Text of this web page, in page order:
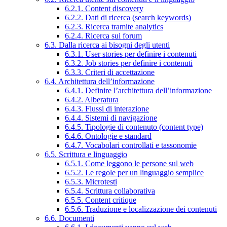
6.2.1. Content discovery
6.2.2. Dati di ricerca (search keywords)
6.2.3. Ricerca tramite analytics
6.2.4. Ricerca sui forum
6.3. Dalla ricerca ai bisogni degli utenti
6.3.1. User stories per definire i contenuti
6.3.2. Job stories per definire i contenuti
6.3.3. Criteri di accettazione
6.4. Architettura dell’informazione
6.4.1. Definire l’architettura dell’informazione
6.4.2. Alberatura
6.4.3. Flussi di interazione
6.4.4. Sistemi di navigazione
6.4.5. Tipologie di contenuto (content type)
6.4.6. Ontologie e standard
6.4.7. Vocabolari controllati e tassonomie
6.5. Scrittura e linguaggio
6.5.1. Come leggono le persone sul web
6.5.2. Le regole per un linguaggio semplice
6.5.3. Microtesti
6.5.4. Scrittura collaborativa
6.5.5. Content critique
6.5.6. Traduzione e localizzazione dei contenuti
6.6. Documenti